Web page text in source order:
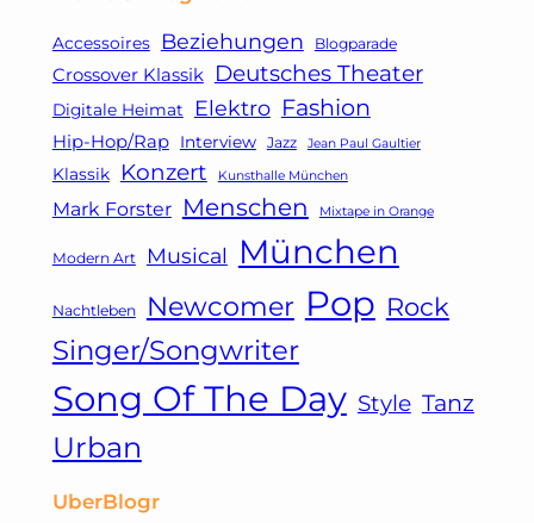
Accessoires Beziehungen Blogparade
Crossover Klassik Deutsches Theater
Digitale Heimat Elektro Fashion
Hip-Hop/Rap Interview Jazz Jean Paul Gaultier
Klassik Konzert Kunsthalle München
Mark Forster Menschen Mixtape in Orange
Modern Art Musical München
Nachtleben Newcomer Pop Rock
Singer/Songwriter
Song Of The Day Style Tanz
Urban
UberBlogr